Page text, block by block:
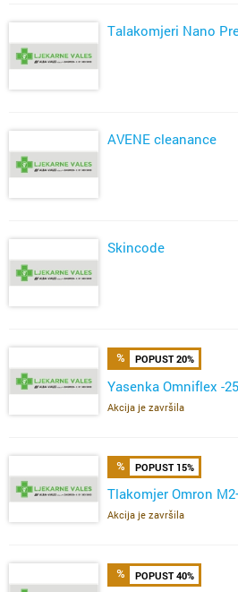
Talakomjeri Nano
AVENE cleanance
Skincode
POPUST 20%
Yasenka Omniflex -
Akcija je završila
POPUST 15%
Tlakomjer Omron
Akcija je završila
POPUST 40%